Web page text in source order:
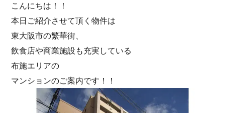
こんにちは！！
本日ご紹介させて頂く物件は
東大阪市の繁華街、
飲食店や商業施設も充実している
布施エリアの
マンションのご案内です！！